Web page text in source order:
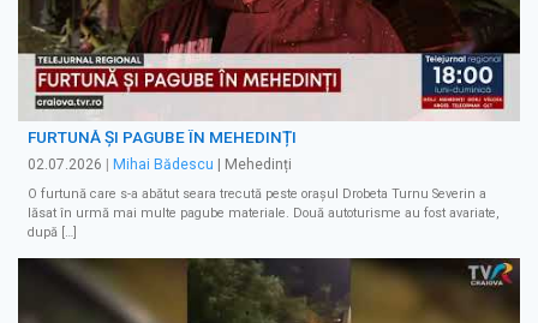
FURTUNĂ ȘI PAGUBE ÎN MEHEDINȚI
02.07.2026 Mihai Bădescu | Mehedinți
O furtună care s-a abătut seara trecută peste orașul Drobeta Turnu Severin a
lăsat în urmă mai multe pagube materiale. Două autoturisme au fost avariate,
după […]